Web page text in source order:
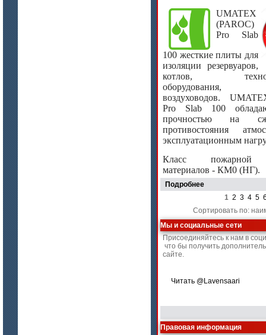
UMATEX
(PAROC)
Pro Slab
100 жесткие плиты для
изоляции резервуаров,
котлов,
оборудования,
воздуховодов.
Pro Slab 100
прочностью на
противостояния
эксплуатационным
Класс пожарной
материалов - КМ0 (НГ).
Подробнее
1 2 3 4 5
Сортировать по:
Мы и социальные сети
Присоединяйтесь к нам в
что бы получить
сайте.
Читать @Lavensaari
Правовая информация